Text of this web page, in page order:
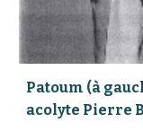
Patoum (à
acolyte Pierre